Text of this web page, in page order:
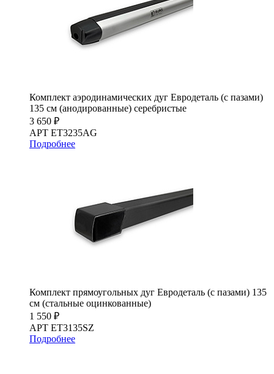
Комплект аэродинамических дуг Евродеталь (с пазами)
135 см (анодированные) серебристые
3 650 ₽
АРТ ET3235AG
Подробнее
Комплект прямоугольных дуг Евродеталь (с пазами) 135
см (стальные оцинкованные)
1 550 ₽
АРТ ET3135SZ
Подробнее